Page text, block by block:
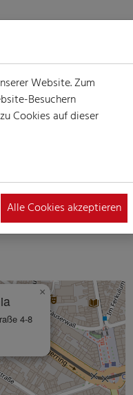
4-8
×
Website. Zum
Besuchern
Cookies auf dieser
Alle Cookies akzeptieren